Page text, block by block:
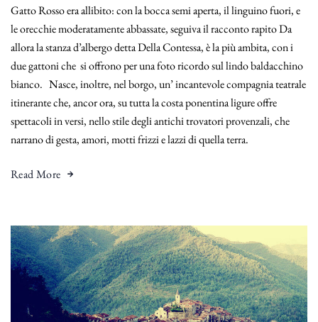
Gatto Rosso era allibito: con la bocca semi aperta, il linguino fuori, e
le orecchie moderatamente abbassate, seguiva il racconto rapito Da
allora la stanza d’albergo detta Della Contessa, è la più ambita, con i
due gattoni che si offrono per una foto ricordo sul lindo baldacchino
bianco. Nasce, inoltre, nel borgo, un’ incantevole compagnia teatrale
itinerante che, ancor ora, su tutta la costa ponentina ligure offre
spettacoli in versi, nello stile degli antichi trovatori provenzali, che
narrano di gesta, amori, motti frizzi e lazzi di quella terra.
Read More